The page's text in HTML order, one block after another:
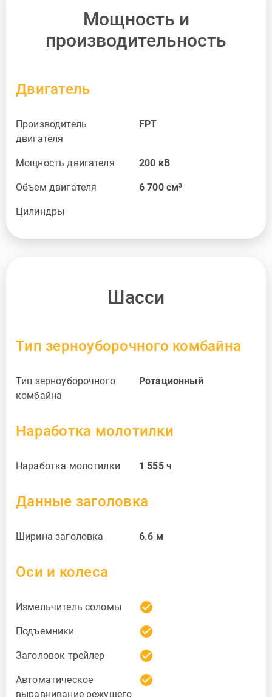
Мощность и
производительность
Двигатель
Производитель
двигателя
FPT
Мощность двигателя 200 кВ
Объем двигателя 6 700 см³
Цилиндры
Шасси
Тип зерноуборочного комбайна
Тип зерноуборочного
комбайна
Pотационный
Наработка молотилки
Наработка молотилки 1 555 ч
Данные заголовка
Ширина заголовка 6.6 м
Оси и колеса
Измельчитель соломы check_circle
Подъемники check_circle
Заголовок трейлер check_circle
Автоматическое
выравнивание режущего
check_circle